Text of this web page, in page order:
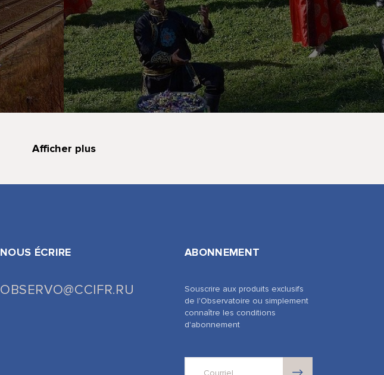
Afficher plus
NOUS ÉCRIRE
OBSERVO@CCIFR.RU
ABONNEMENT
Souscrire aux produits exclusifs
de l'Observatoire ou simplement
connaître les conditions
d'abonnement